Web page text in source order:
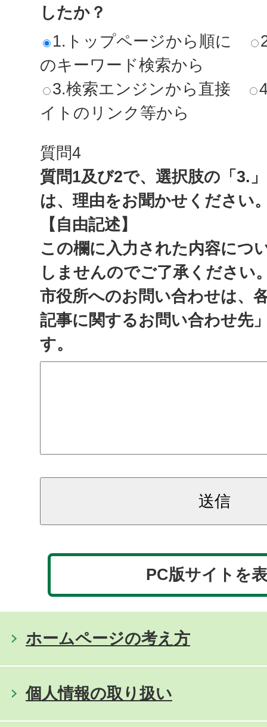
したか？
1.トップページから順に
のキーワード検索から
3.検索エンジンから直接
イトのリンク等から
質問4
質問1及び2で、選択肢の「3.
は、理由をお聞かせください
【自由記述】
この欄に入力された内容につ
しませんのでご了承ください
市役所へのお問い合わせは、
記事に関するお問い合わせ先
す。
PC版サイトを
ホームページの考え方
個人情報の取り扱い